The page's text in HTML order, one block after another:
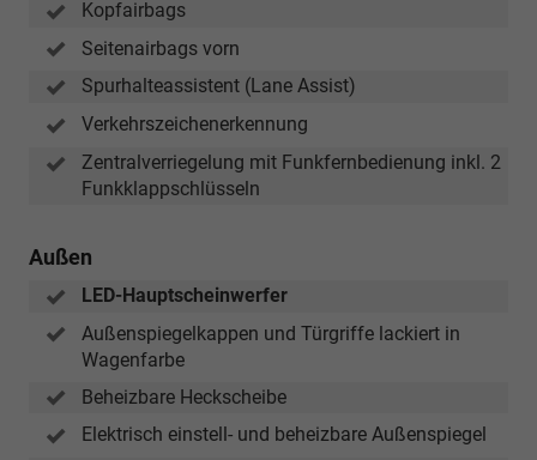
Kopfairbags
Seitenairbags vorn
Spurhalteassistent (Lane Assist)
Verkehrszeichenerkennung
Zentralverriegelung mit Funkfernbedienung inkl. 2
Funkklappschlüsseln
Außen
LED-Hauptscheinwerfer
Außenspiegelkappen und Türgriffe lackiert in
Wagenfarbe
Beheizbare Heckscheibe
Elektrisch einstell- und beheizbare Außenspiegel